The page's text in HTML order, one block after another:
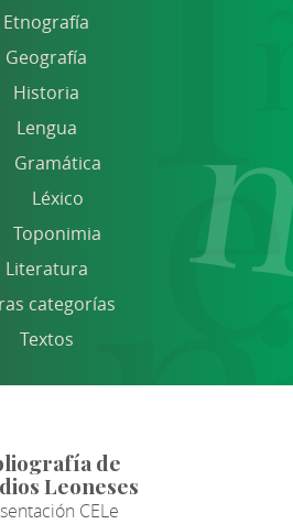
Etnografía
Geografía
Historia
Lengua
Gramática
Léxico
Toponimia
Literatura
categorías
Textos
de
Leoneses
CELe